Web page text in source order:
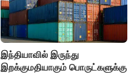
இந்தியாவில் இருந்து
இறக்குமதியாகும் பொருட்களுக்கு